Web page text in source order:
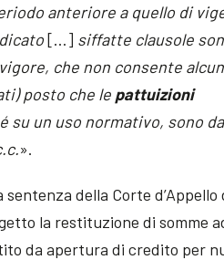
anteriore a quello di
[…] siffatte clausole
che non consente
posto che le pattuizioni
su un uso normativo, sono da
».
della Corte d’Appello
la restituzione di somme
da apertura di credito per